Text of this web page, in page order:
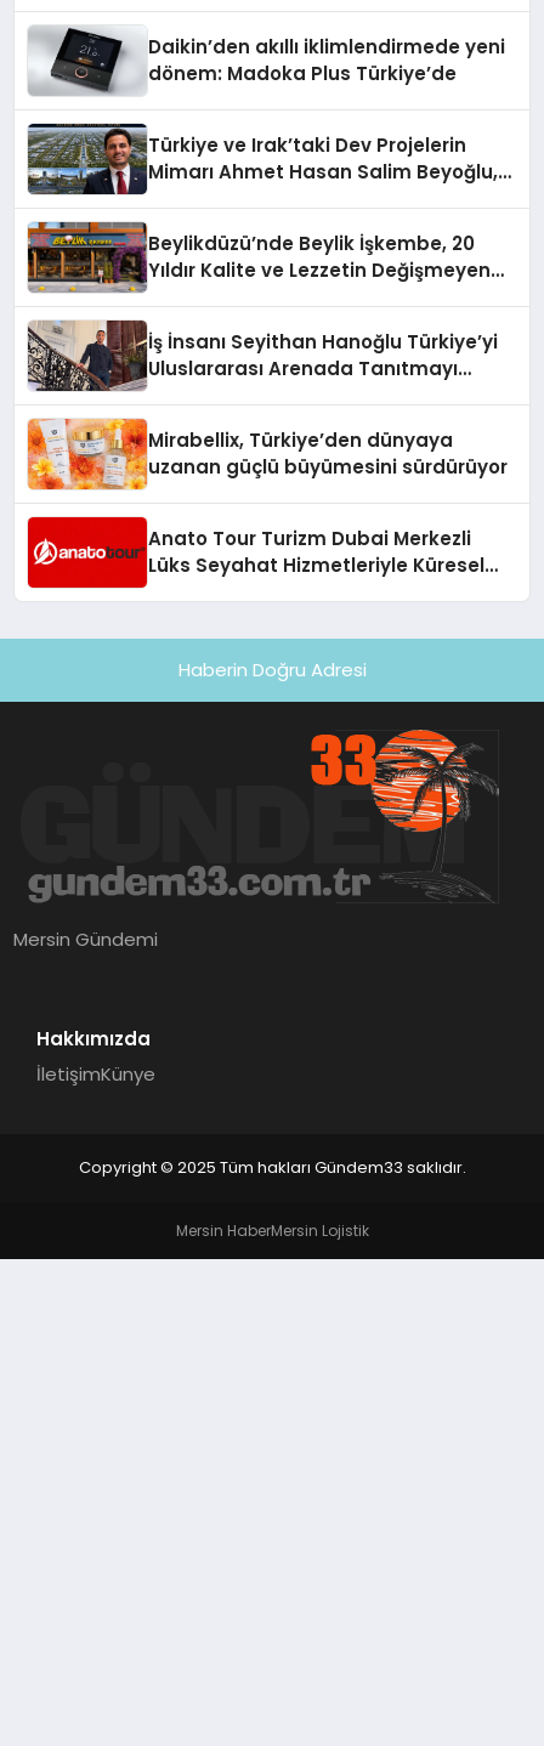
Daikin’den akıllı iklimlendirmede yeni
dönem: Madoka Plus Türkiye’de
Türkiye ve Irak’taki Dev Projelerin
Mimarı Ahmet Hasan Salim Beyoğlu,
Hayata Geçirecek
Beylikdüzü’nde Beylik İşkembe, 20
Yıldır Kalite ve Lezzetin Değişmeyen
İş İnsanı Seyithan Hanoğlu Türkiye’yi
Uluslararası Arenada Tanıtmayı
Mirabellix, Türkiye’den dünyaya
uzanan güçlü büyümesini sürdürüyor
Anato Tour Turizm Dubai Merkezli
Lüks Seyahat Hizmetleriyle Küresel
Haberin Doğru Adresi
Mersin Gündemi
Hakkımızda
İletişimKünye
Copyright © 2025 Tüm hakları Gündem33 saklıdır.
Mersin HaberMersin Lojistik